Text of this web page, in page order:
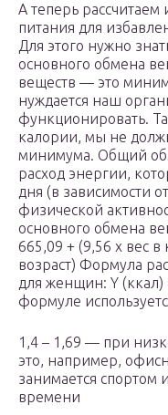
А теперь
питания для
Для этого нужно
основного обмена
веществ — это
нуждается наш
функционировать.
калории, мы не
минимума. Общий
расход энергии,
дня (в зависимости
физической
основного обмена
665,09 + (9,56 х вес в
возраст) Формула
для женщин: Y
формуле
1,4 – 1,69 — при
это, например,
занимается спортом
времени